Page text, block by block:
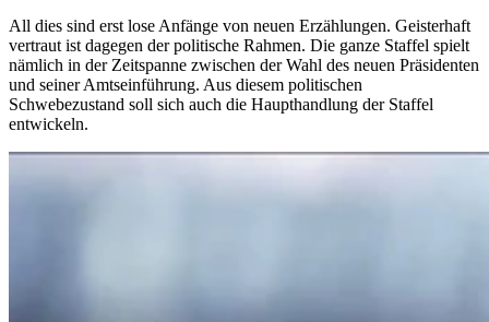
All dies sind erst lose Anfänge von neuen Erzählungen. Geisterhaft
vertraut ist dagegen der politische Rahmen. Die ganze Staffel spielt
nämlich in der Zeitspanne zwischen der Wahl des neuen Präsidenten
und seiner Amtseinführung. Aus diesem politischen
Schwebezustand soll sich auch die Haupthandlung der Staffel
entwickeln.